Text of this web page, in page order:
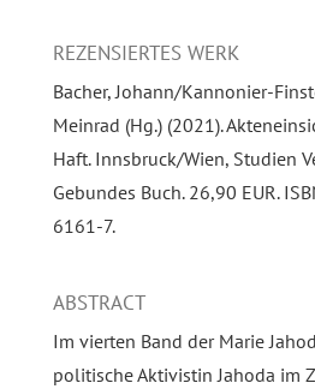
REZENSIERTES WERK
Bacher, Johann/Kannonier-
Meinrad (Hg.) (2021).
Haft. Innsbruck/Wien, Studien
Gebundes Buch. 26,90 EUR.
6161-7.
ABSTRACT
Im vierten Band der Marie
politische Aktivistin Jahoda im